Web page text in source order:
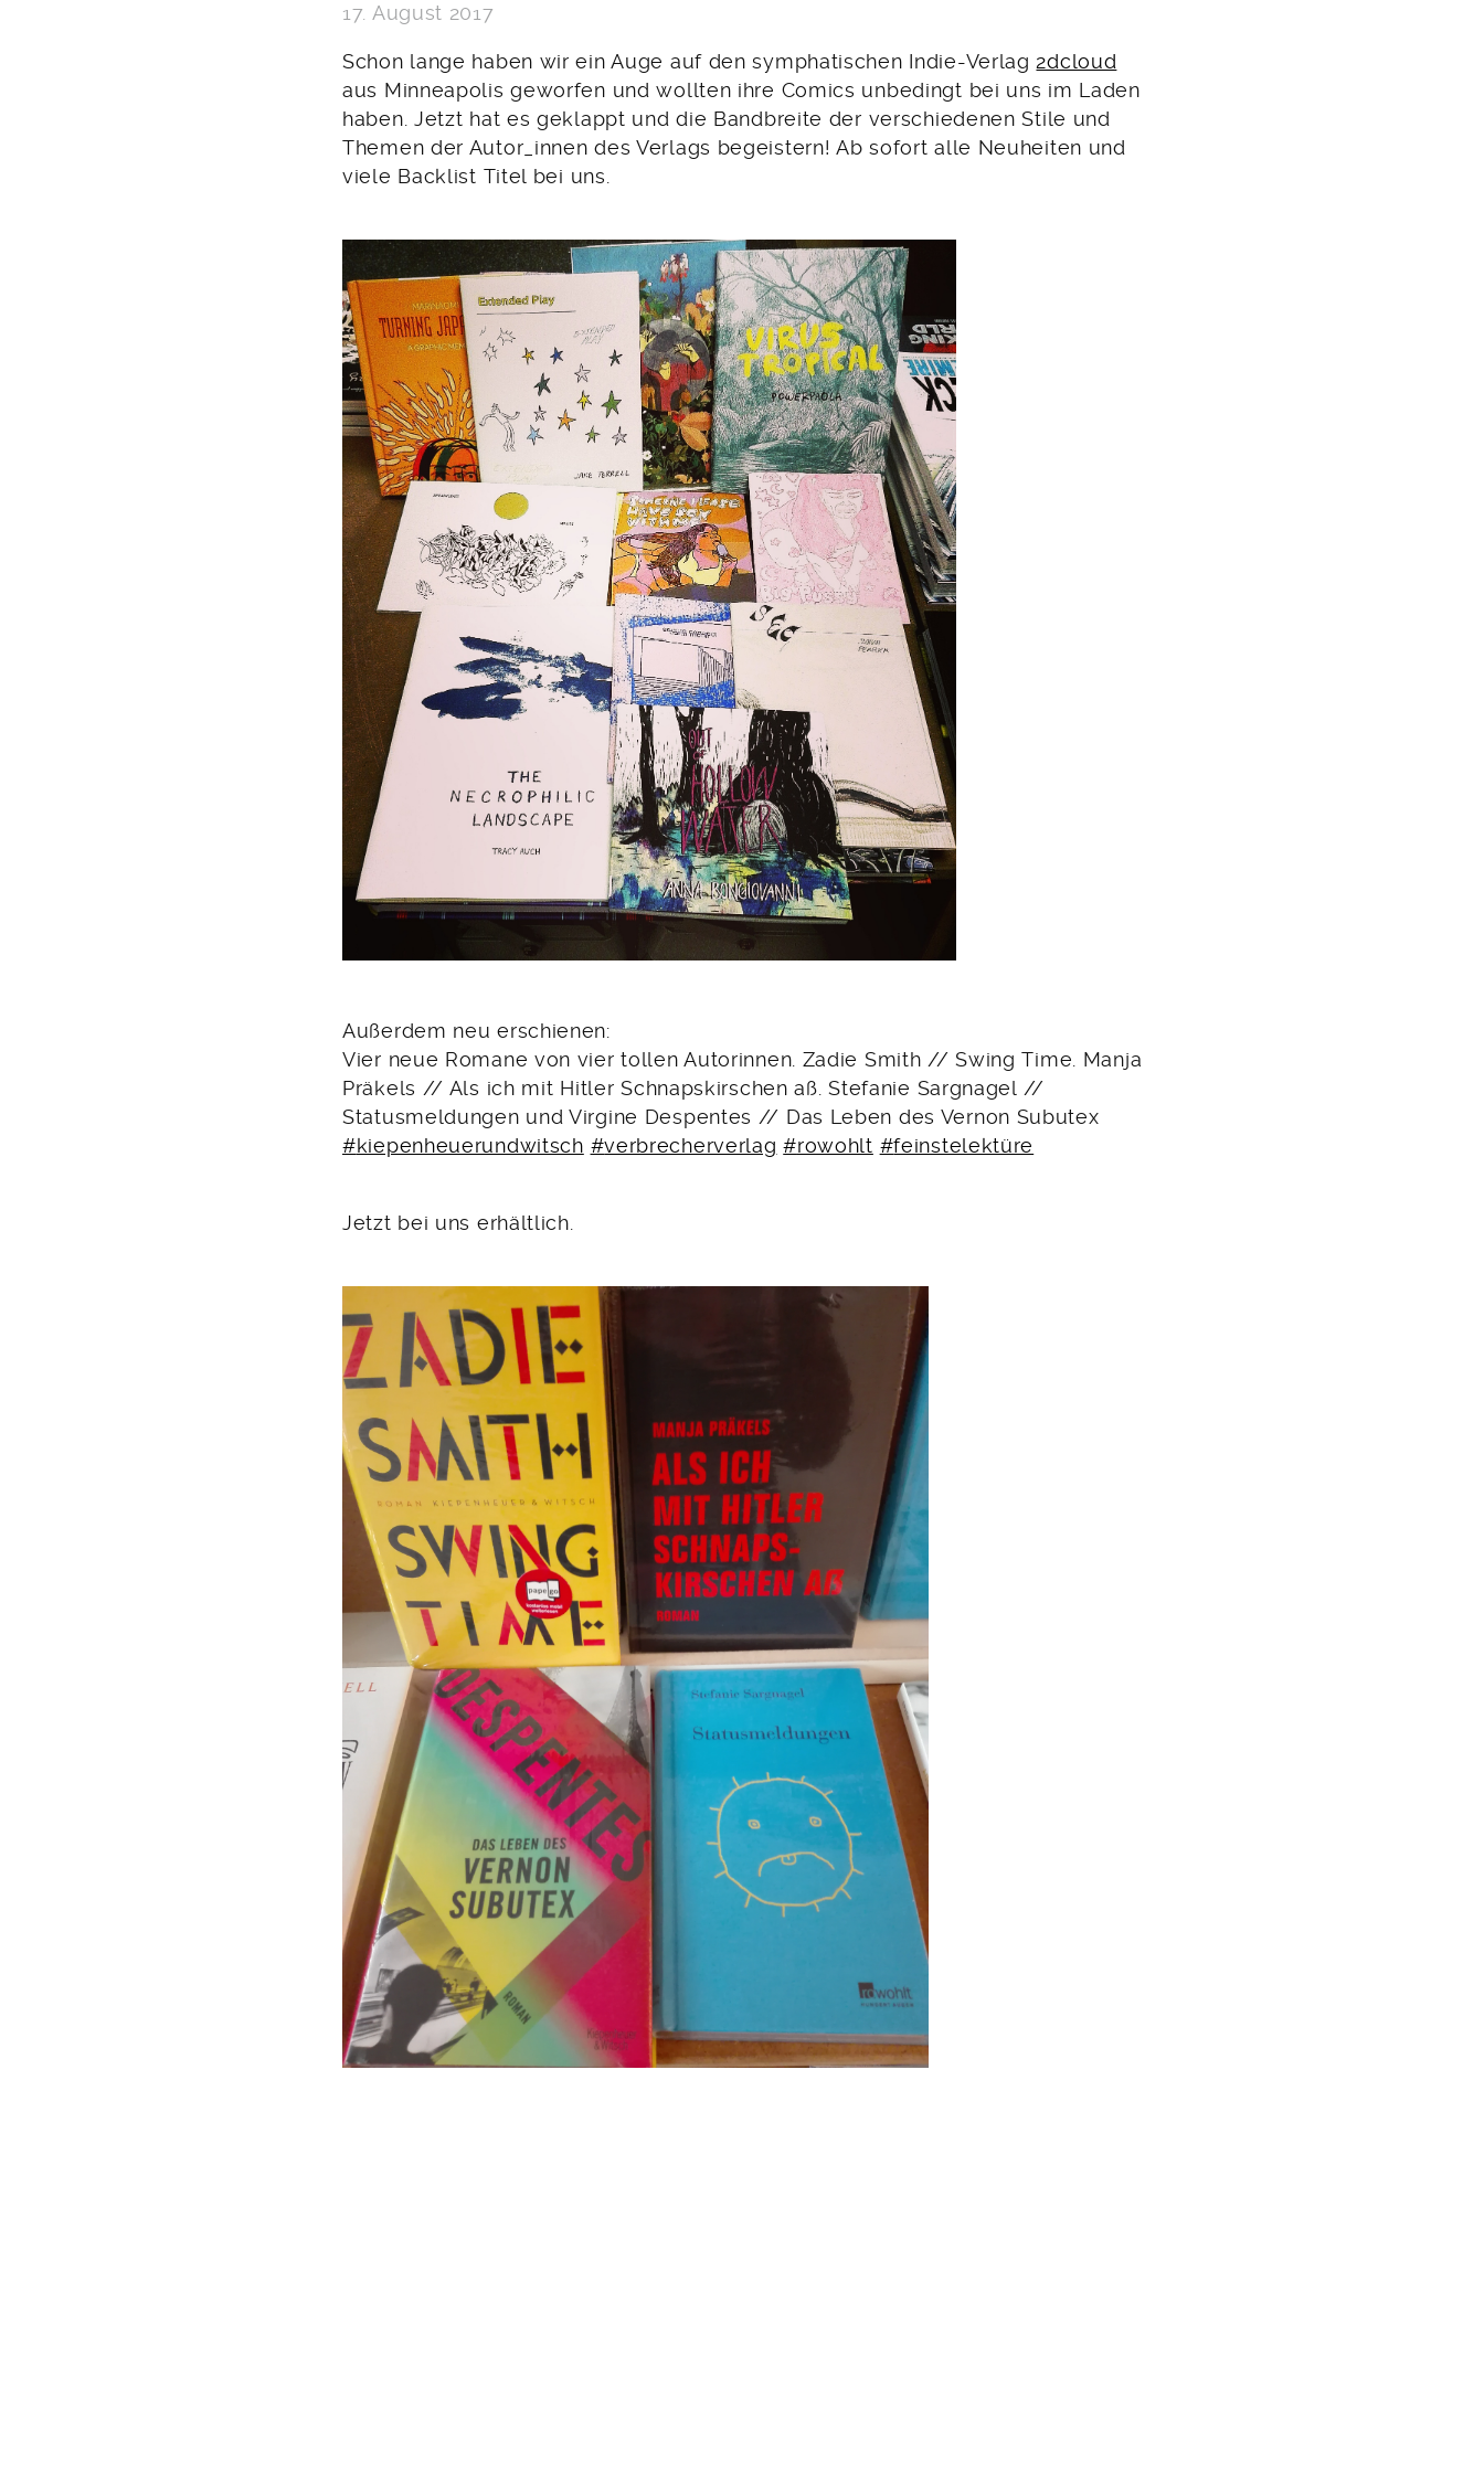
17. August 2017
Schon lange haben wir ein Auge auf den symphatischen Indie-Verlag 2dcloud
aus Minneapolis geworfen und wollten ihre Comics unbedingt bei uns im Laden
haben. Jetzt hat es geklappt und die Bandbreite der verschiedenen Stile und
Themen der Autor_innen des Verlags begeistern! Ab sofort alle Neuheiten und
viele Backlist Titel bei uns.
Außerdem neu erschienen:
Vier neue Romane von vier tollen Autorinnen. Zadie Smith // Swing Time. Manja
Präkels // Als ich mit Hitler Schnapskirschen aß. Stefanie Sargnagel //
Statusmeldungen und Virgine Despentes // Das Leben des Vernon Subutex
#kiepenheuerundwitsch #verbrecherverlag #rowohlt #feinstelektüre
Jetzt bei uns erhältlich.